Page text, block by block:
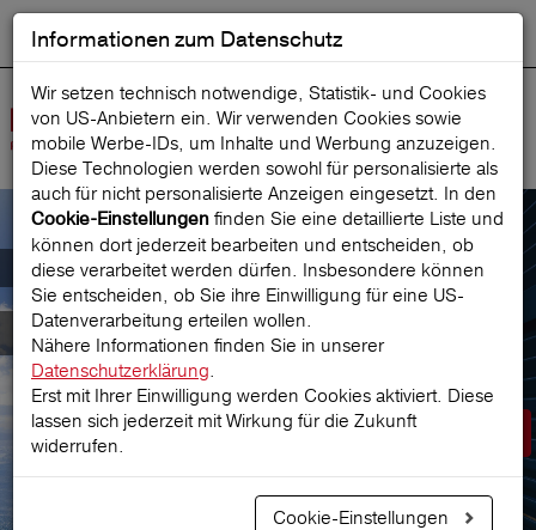
Suche starten
Der österreichische Marktführer für
Reiseversicherungen
Prämie berechnen
Informationen zum Datenschutz
Wir setzen technisch notwendige, Statistik- und Cookies
von US-Anbietern ein. Wir verwenden Cookies sowie
mobile Werbe‑IDs, um Inhalte und Werbung anzuzeigen.
Diese Technologien werden sowohl für personalisierte als
auch für nicht personalisierte Anzeigen eingesetzt. In den
Cookie-Einstellungen finden Sie eine detaillierte Liste und
können dort jederzeit bearbeiten und entscheiden, ob
diese verarbeitet werden dürfen. Insbesondere können
Sie entscheiden, ob Sie ihre Einwilligung für eine US-
Datenverarbeitung erteilen wollen.
Nähere Informationen finden Sie in unserer
Datenschutzerklärung.
Erst mit Ihrer Einwilligung werden Cookies aktiviert. Diese
lassen sich jederzeit mit Wirkung für die Zukunft
widerrufen.
Cookie-Einstellungen